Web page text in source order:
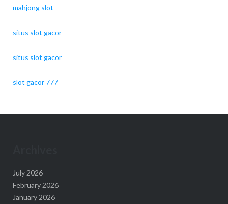
mahjong slot
situs slot gacor
situs slot gacor
slot gacor 777
July 2026
February 2026
January 2026